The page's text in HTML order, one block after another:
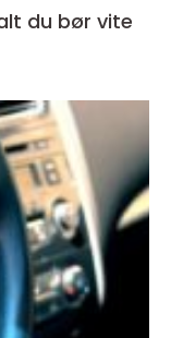
du bør vite